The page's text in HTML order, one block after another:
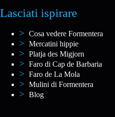
Lasciati ispirare
Cosa vedere Formentera
Mercatini hippie
Platja des Migjorn
Faro di Cap de Barbaria
Faro de La Mola
Mulini di Formentera
Blog